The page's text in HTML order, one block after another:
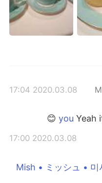
2020.03.08 17:04
Yeah
2020.03.08 17:00